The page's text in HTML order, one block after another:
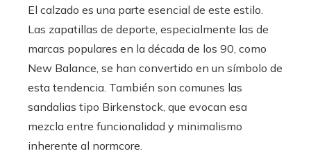
El calzado es una parte esencial de este estilo.
Las zapatillas de deporte, especialmente las de
marcas populares en la década de los 90, como
New Balance, se han convertido en un símbolo de
esta tendencia. También son comunes las
sandalias tipo Birkenstock, que evocan esa
mezcla entre funcionalidad y minimalismo
inherente al normcore.